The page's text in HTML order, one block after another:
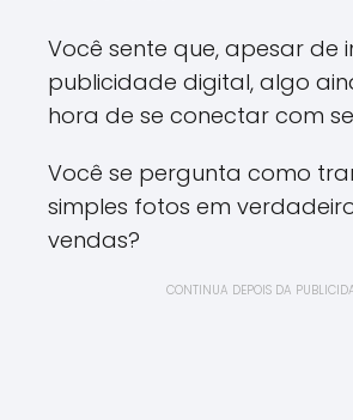
Você sente que, apesar de
publicidade digital, algo
hora de se conectar com
Você se pergunta como
simples fotos em
vendas?
CONTINUA DEPOIS DA